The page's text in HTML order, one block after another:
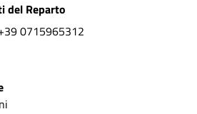
del Reparto
0715965312